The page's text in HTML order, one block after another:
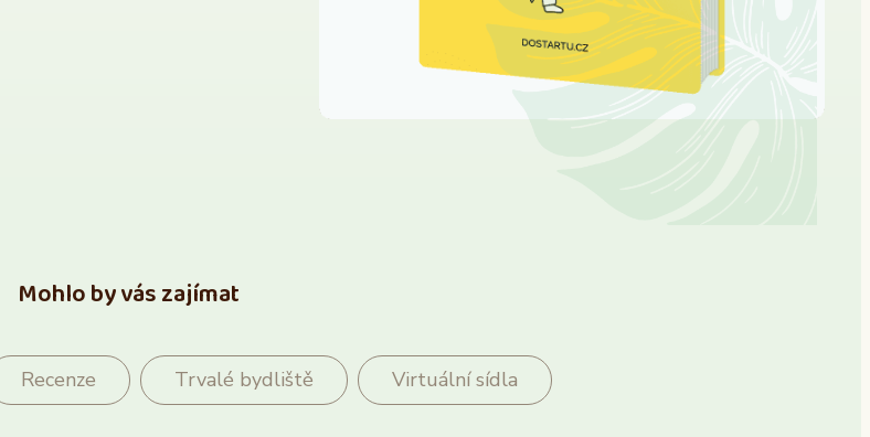
Mohlo by vás zajímat
Recenze Trvalé bydliště Virtuální sídla